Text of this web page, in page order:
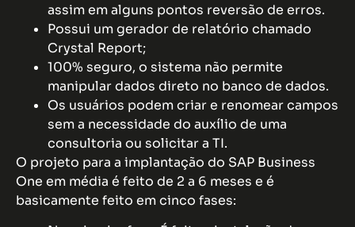
assim em alguns pontos reversão de erros.
Possui um gerador de relatório chamado
Crystal Report;
100% seguro, o sistema não permite
manipular dados direto no banco de dados.
Os usuários podem criar e renomear campos
sem a necessidade do auxílio de uma
consultoria ou solicitar a TI.
O projeto para a implantação do SAP Business
One em média é feito de 2 a 6 meses e é
basicamente feito em cinco fases: